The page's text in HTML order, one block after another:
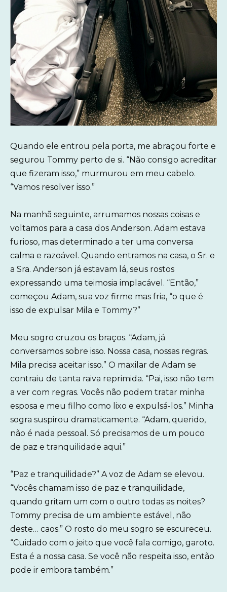
Quando ele entrou pela porta, me abraçou forte e
segurou Tommy perto de si. “Não consigo acreditar
que fizeram isso,” murmurou em meu cabelo.
“Vamos resolver isso.”
Na manhã seguinte, arrumamos nossas coisas e
voltamos para a casa dos Anderson. Adam estava
furioso, mas determinado a ter uma conversa
calma e razoável. Quando entramos na casa, o Sr. e
a Sra. Anderson já estavam lá, seus rostos
expressando uma teimosia implacável. “Então,”
começou Adam, sua voz firme mas fria, “o que é
isso de expulsar Mila e Tommy?”
Meu sogro cruzou os braços. “Adam, já
conversamos sobre isso. Nossa casa, nossas regras.
Mila precisa aceitar isso.” O maxilar de Adam se
contraiu de tanta raiva reprimida. “Pai, isso não tem
a ver com regras. Vocês não podem tratar minha
esposa e meu filho como lixo e expulsá-los.” Minha
sogra suspirou dramaticamente. “Adam, querido,
não é nada pessoal. Só precisamos de um pouco
de paz e tranquilidade aqui.”
“Paz e tranquilidade?” A voz de Adam se elevou.
“Vocês chamam isso de paz e tranquilidade,
quando gritam um com o outro todas as noites?
Tommy precisa de um ambiente estável, não
deste… caos.” O rosto do meu sogro se escureceu.
“Cuidado com o jeito que você fala comigo, garoto.
Esta é a nossa casa. Se você não respeita isso, então
pode ir embora também.”